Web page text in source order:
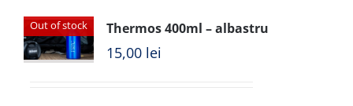
Out of stock Thermos 400ml – albastru
15,00 lei